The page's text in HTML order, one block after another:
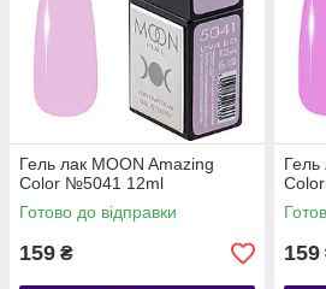
Гель лак MOON Amazing
Color №5041 12ml
Готово до відправки
159 ₴
Гель
159